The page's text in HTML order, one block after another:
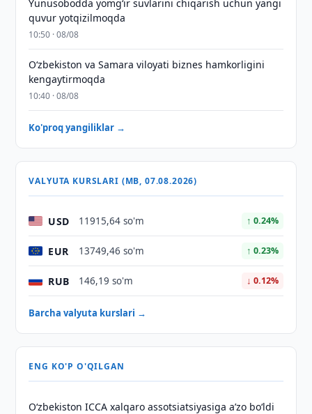
Yunusobodda yomg‘ir suvlarini chiqarish uchun yangi
quvur yotqizilmoqda
10:50 · 08/08
Oʻzbekiston va Samara viloyati biznes hamkorligini
kengaytirmoqda
10:40 · 08/08
Ko'proq yangiliklar →
VALYUTA KURSLARI (MB, 07.08.2026)
USD 11915,64 so'm ↑ 0.24%
EUR 13749,46 so'm ↑ 0.23%
RUB 146,19 so'm ↓ 0.12%
Barcha valyuta kurslari →
ENG KO'P O'QILGAN
O‘zbekiston ICCA xalqaro assotsiatsiyasiga aʼzo bo‘ldi